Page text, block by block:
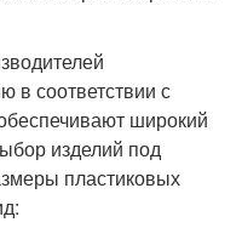
в соответствии с
широкий
изделий под
пластиковых